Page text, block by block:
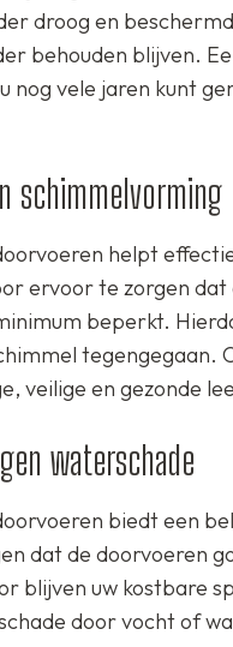
droog en
behouden blijven.
nog vele jaren kunt
schimmelvorming
helpt
ervoor te zorgen
beperkt.
veilige en gezonde
waterschade
biedt een
dat de doorvoeren
blijven uw kostbare
door vocht of